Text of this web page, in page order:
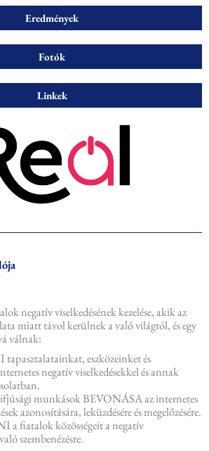
Eredmények
Fotók
Linkek
negatív viselkedésének kezelése, akik az
miatt távol kerülnek a való világtól, és egy
válnak:
eszközeinket és
negatív viselkedésekkel és annak
munkások BEVONÁSA az internetes
azonosítására, leküzdésére és megelőzésére.
a fiatalok közösségeit a negatív
szembenézésre.